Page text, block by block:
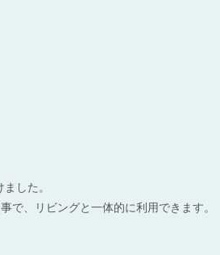
した。
で、リビングと一体的に利用できます。